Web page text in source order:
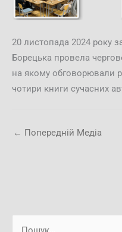
20 листопада 2024 року
Борецька провела
на якому обговорювали
чотири книги сучасних
← Попередній Медіа